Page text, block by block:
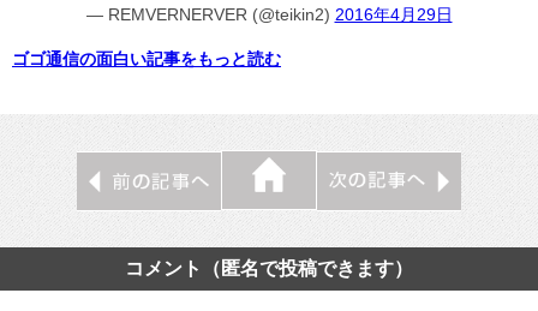
— REMVERNERVER (@teikin2) 2016年4月29日
ゴゴ通信の面白い記事をもっと読む
コメント（匿名で投稿できます）